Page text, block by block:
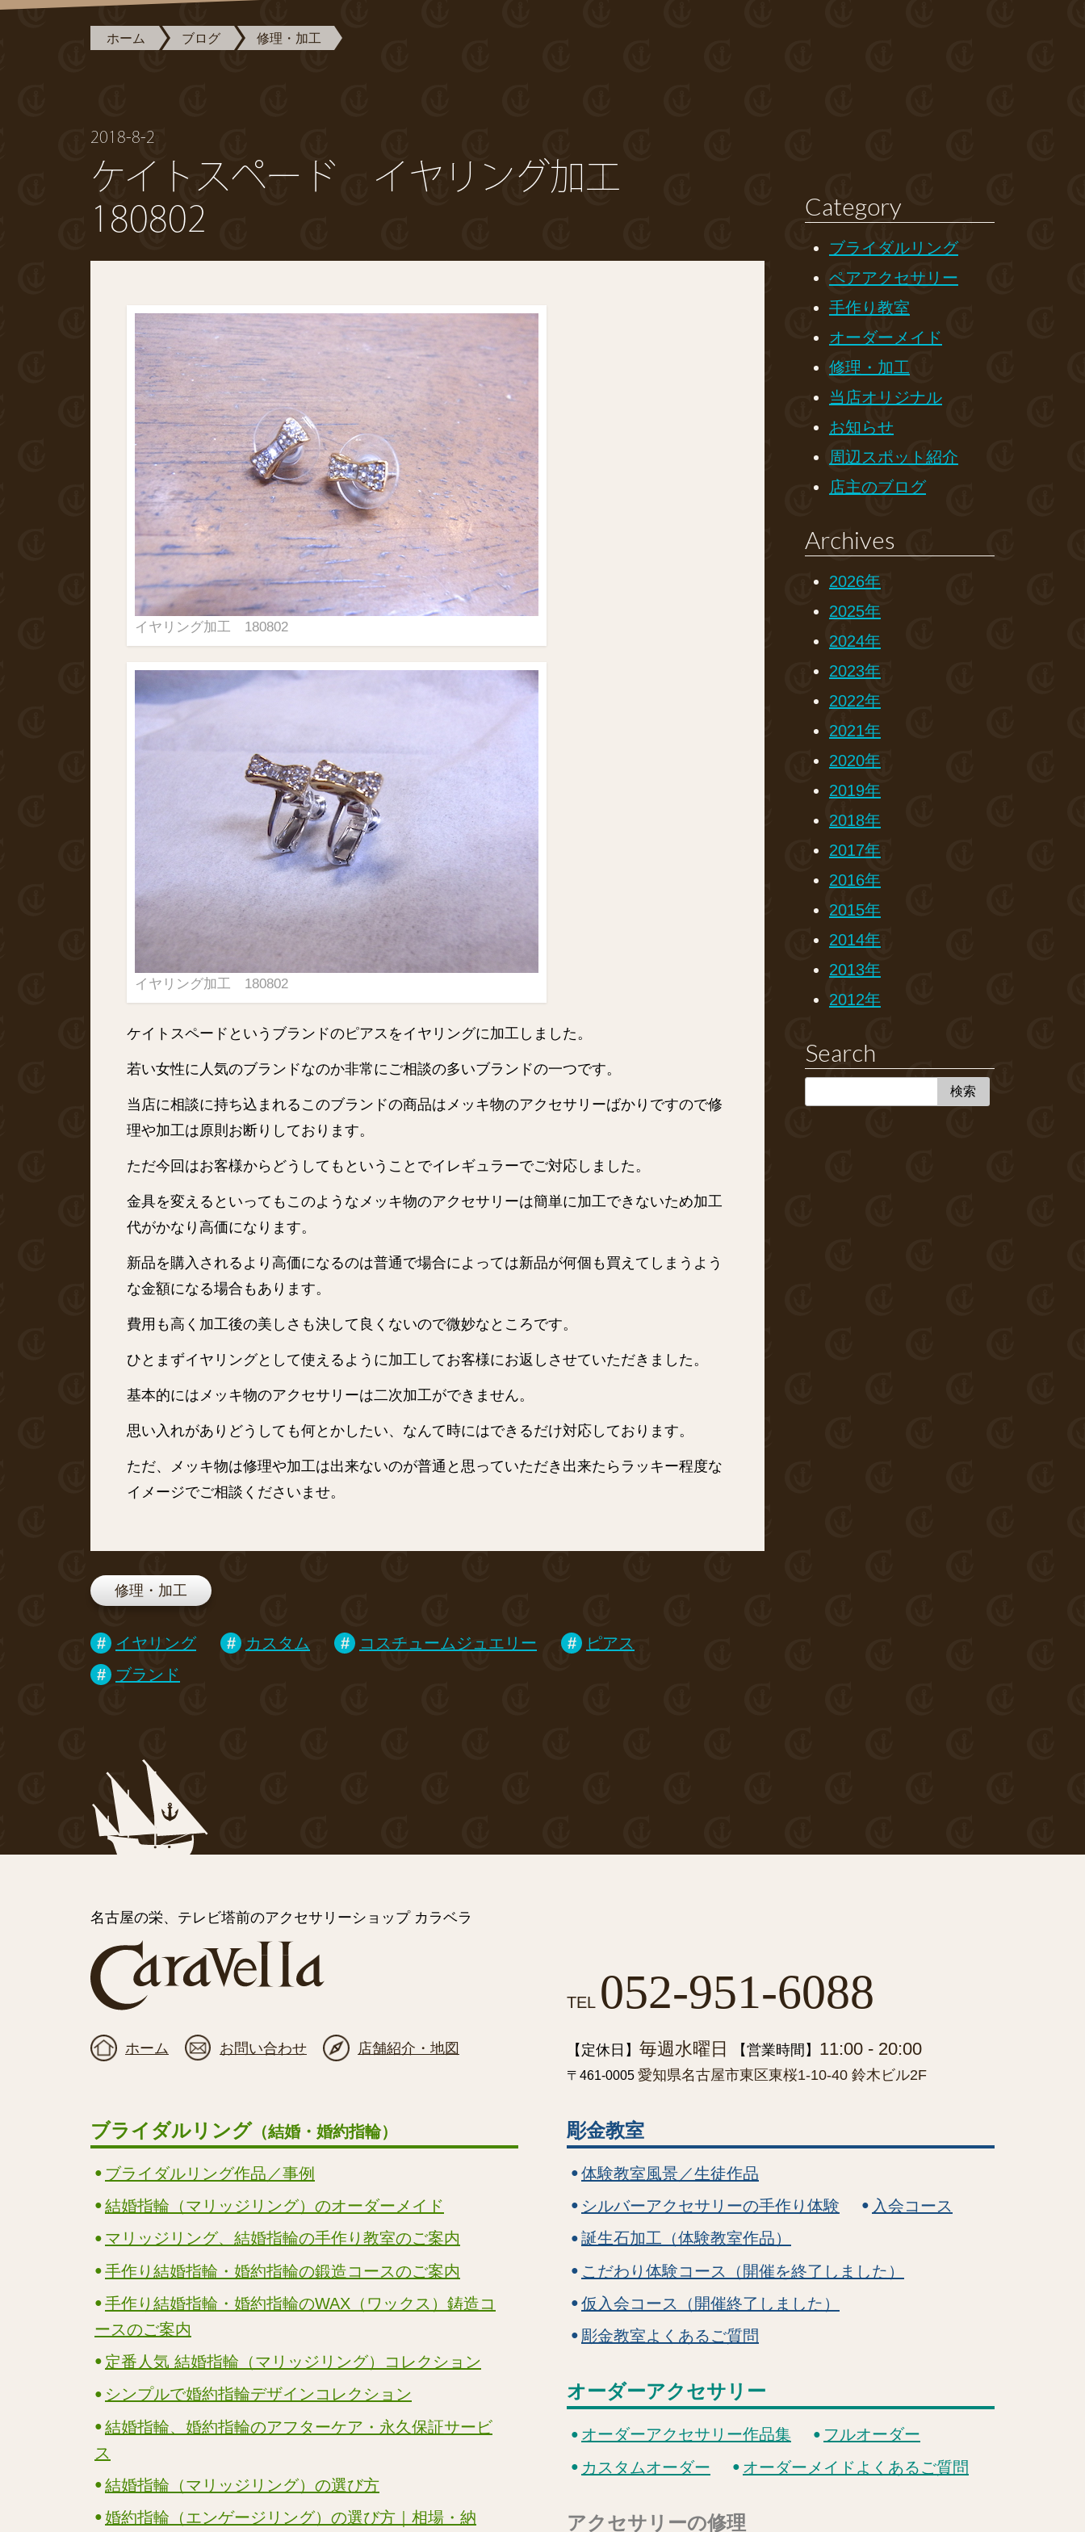
ホーム ブログ 修理・加工
2018-8-2
ケイトスペード イヤリング加工
180802
イヤリング加工 180802
イヤリング加工 180802
ケイトスペードというブランドのピアスをイヤリングに加工しました。
若い女性に人気のブランドなのか非常にご相談の多いブランドの一つです。
当店に相談に持ち込まれるこのブランドの商品はメッキ物のアクセサリーばかりですので修
理や加工は原則お断りしております。
ただ今回はお客様からどうしてもということでイレギュラーでご対応しました。
金具を変えるといってもこのようなメッキ物のアクセサリーは簡単に加工できないため加工
代がかなり高価になります。
新品を購入されるより高価になるのは普通で場合によっては新品が何個も買えてしまうよう
な金額になる場合もあります。
費用も高く加工後の美しさも決して良くないので微妙なところです。
ひとまずイヤリングとして使えるように加工してお客様にお返しさせていただきました。
基本的にはメッキ物のアクセサリーは二次加工ができません。
思い入れがありどうしても何とかしたい、なんて時にはできるだけ対応しております。
ただ、メッキ物は修理や加工は出来ないのが普通と思っていただき出来たらラッキー程度な
イメージでご相談くださいませ。
修理・加工
イヤリング カスタム コスチュームジュエリー
ピアス
ブランド
Category
ブライダルリング
ペアアクセサリー
手作り教室
オーダーメイド
修理・加工
当店オリジナル
お知らせ
周辺スポット紹介
店主のブログ
Archives
2026年
2025年
2024年
2023年
2022年
2021年
2020年
2019年
2018年
2017年
2016年
2015年
2014年
2013年
2012年
Search
名古屋の栄、テレビ塔前のアクセサリーショップ カラベラ
ホーム お問い合わせ 店舗紹介・地図
TEL 052-951-6088
【定休日】 毎週水曜日 【営業時間】 11:00 - 20:00
〒461-0005 愛知県名古屋市東区東桜1-10-40 鈴木ビル2F
ブライダルリング （結婚・婚約指輪）
ブライダルリング作品／事例
結婚指輪（マリッジリング）のオーダーメイド
マリッジリング、結婚指輪の手作り教室のご案内
手作り結婚指輪・婚約指輪の鍛造コースのご案内
手作り結婚指輪・婚約指輪のWAX（ワックス）鋳造コ
ースのご案内
定番人気 結婚指輪（マリッジリング）コレクション
シンプルで婚約指輪デザインコレクション
結婚指輪、婚約指輪のアフターケア・永久保証サービ
ス
結婚指輪（マリッジリング）の選び方
婚約指輪（エンゲージリング）の選び方｜相場・納
彫金教室
体験教室風景／生徒作品
シルバーアクセサリーの手作り体験
入会コース
誕生石加工（体験教室作品）
こだわり体験コース（開催を終了しました）
仮入会コース（開催終了しました）
彫金教室よくあるご質問
オーダーアクセサリー
オーダーアクセサリー作品集
フルオーダー
カスタムオーダー
オーダーメイドよくあるご質問
アクセサリーの修理